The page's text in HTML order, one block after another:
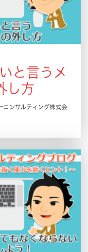
と言うメ
し方
ンサルティング株式会